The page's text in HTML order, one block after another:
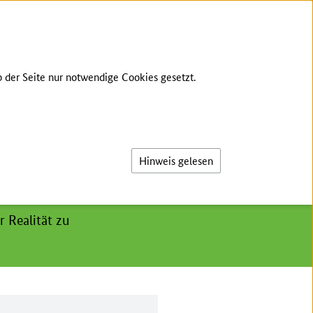
Realität zu
Seite nur notwendige Cookies gesetzt.
Hinweis gelesen